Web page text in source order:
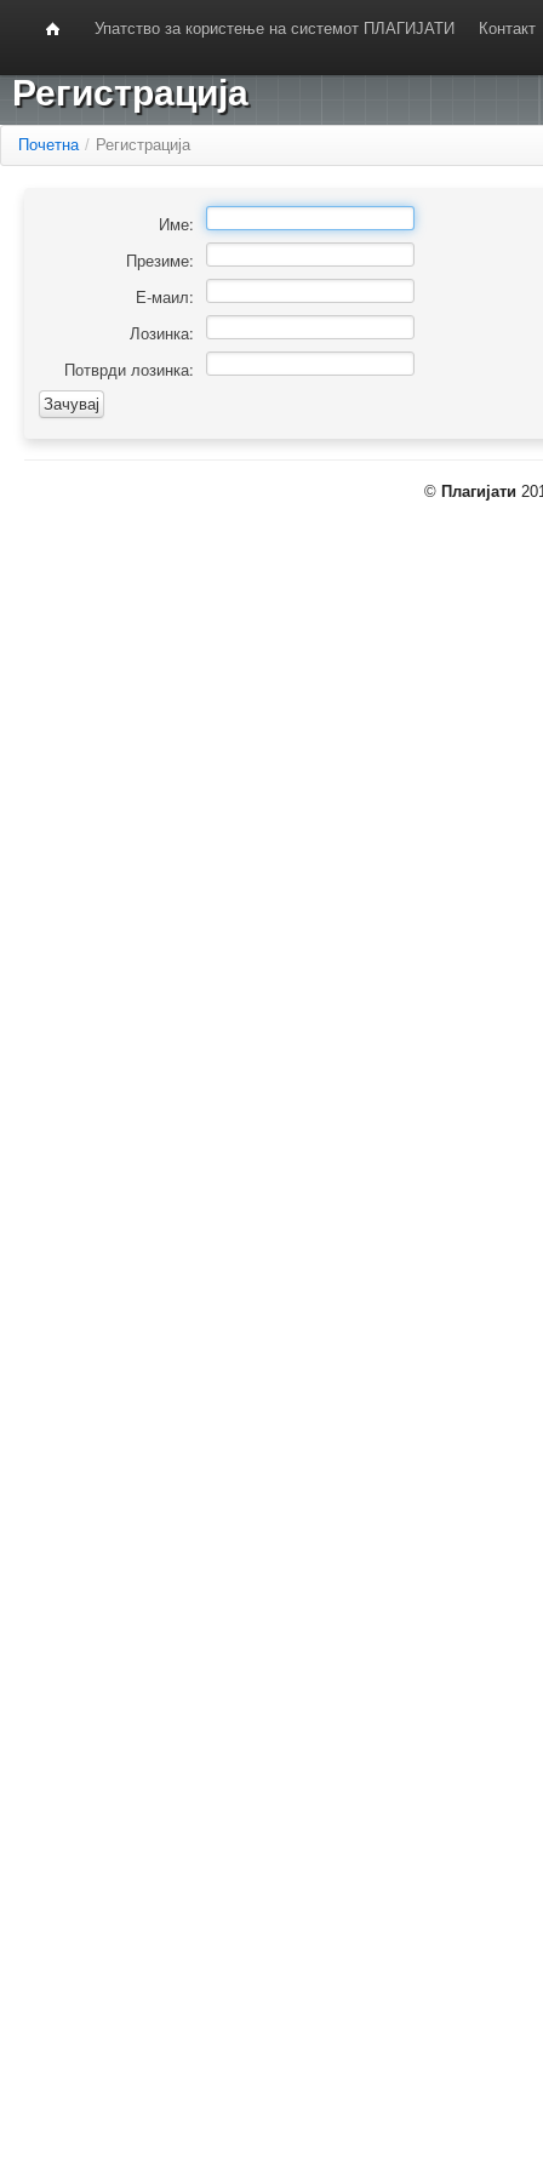
Упатство за користење на системот ПЛАГИЈАТИ Контакт
Регистрација
Почетна / Регистрација
Име:
Презиме:
Е-маил:
Лозинка:
Потврди лозинка:
© Плагијати